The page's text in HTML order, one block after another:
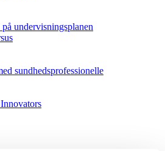
undervisningsplanen
sundhedsprofessionelle